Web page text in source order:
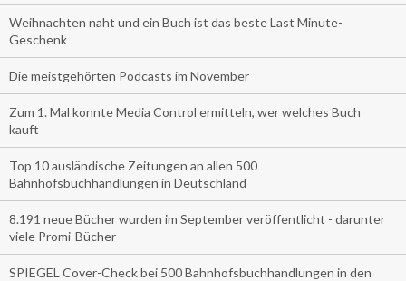
Weihnachten naht und ein Buch ist das beste Last Minute-
Geschenk
Die meistgehörten Podcasts im November
Zum 1. Mal konnte Media Control ermitteln, wer welches Buch
kauft
Top 10 ausländische Zeitungen an allen 500
Bahnhofsbuchhandlungen in Deutschland
8.191 neue Bücher wurden im September veröffentlicht - darunter
viele Promi-Bücher
SPIEGEL Cover-Check bei 500 Bahnhofsbuchhandlungen in den